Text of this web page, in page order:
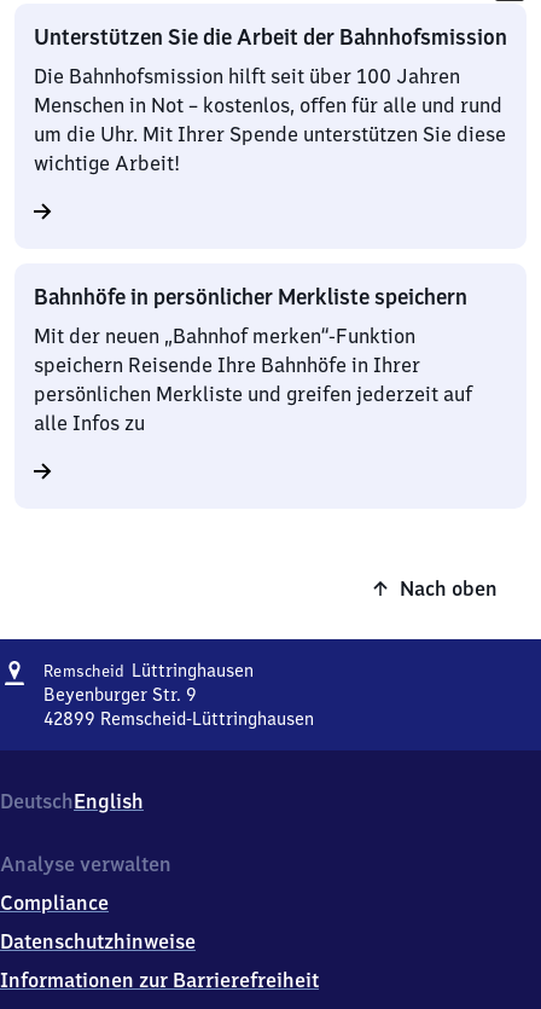
Unterstützen Sie die Arbeit der Bahnhofsmission
Die Bahnhofsmission hilft seit über 100 Jahren
Menschen in Not – kostenlos, offen für alle und rund
um die Uhr. Mit Ihrer Spende unterstützen Sie diese
wichtige Arbeit!
Bahnhöfe in persönlicher Merkliste speichern
Mit der neuen „Bahnhof merken“-Funktion
speichern Reisende Ihre Bahnhöfe in Ihrer
persönlichen Merkliste und greifen jederzeit auf
alle Infos zu
Nach oben
Adresse
Remscheid Lüttringhausen
Beyenburger Str. 9
42899 Remscheid-Lüttringhausen
Beyenburger
Str.
4
8
9
Remscheid-
DeutschEnglish
Analyse verwalten
Compliance
Datenschutzhinweise
Informationen zur Barrierefreiheit